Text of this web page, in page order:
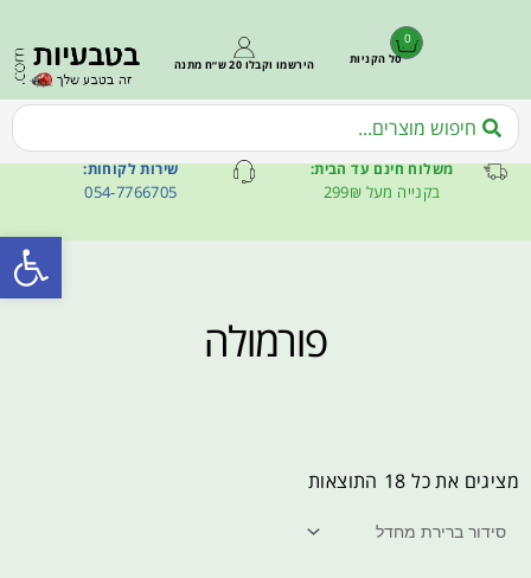
0
סל הקניות הירשמו וקבלו 20 ש״ח מתנה
משלוח חינם עד הבית:
בקנייה מעל 299₪
שירות לקוחות:
054-7766705
פורמולה
מציגים את כל ⁦18⁩ התוצאות
פתח